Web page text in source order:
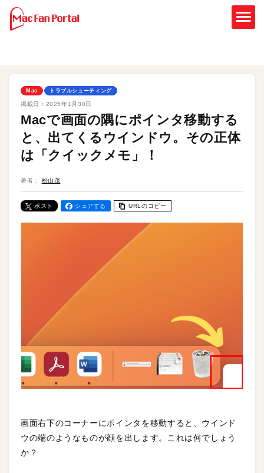
Mac トラブルシューティング
掲載日： 2025年1月30日
Macで画面の隅にポインタ移動する
と、出てくるウインドウ。その正体
は「クイックメモ」！
著者： 松山茂
ポスト シェアする URLのコピー
画面右下のコーナーにポインタを移動すると、ウインド
ウの端のようなものが顔を出します。これは何でしょう
か？